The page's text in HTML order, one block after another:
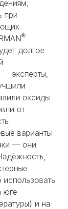
при
®
долгое
эксперты,
оксиды
от
варианты
— они
юге
и на